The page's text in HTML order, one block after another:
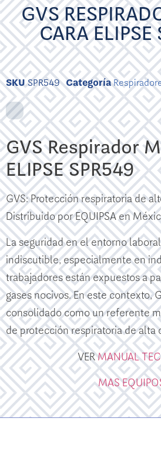
GVS
CARA ELIPSE
SKUSPR549 Categoría
GVS Respirador
ELIPSE SPR549
GVS: Protección respiratoria de
Distribuido por EQUIPSA en
La seguridad en el entorno
indiscutible, especialmente en
trabajadores están expuestos a
gases nocivos. En este contexto,
consolidado como un referente
de protección respiratoria de alta
VERMANUAL
MAS